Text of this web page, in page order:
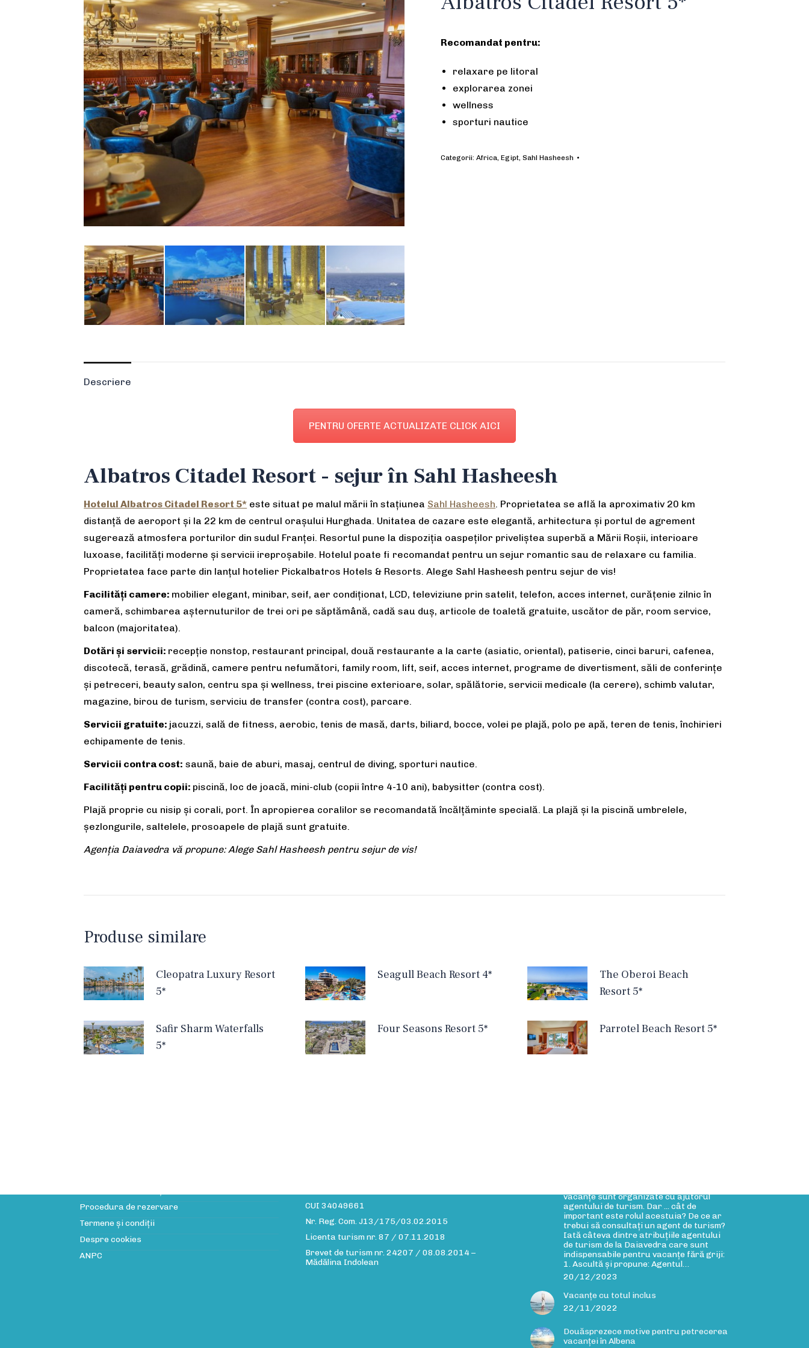
Recomandat pentru:
relaxare pe litoral
explorarea zonei
wellness
sporturi nautice
Categorii: Africa, Egipt, Sahl Hasheesh
Descriere
PENTRU OFERTE ACTUALIZATE CLICK AICI
Albatros Citadel Resort - sejur în Sahl Hasheesh
Hotelul Albatros Citadel Resort 5* este situat pe malul mării în stațiunea Sahl Hasheesh. Proprietatea se află la aproximativ 20 km
distanță de aeroport și la 22 km de centrul orașului Hurghada. Unitatea de cazare este elegantă, arhitectura și portul de agrement
sugerează atmosfera porturilor din sudul Franței. Resortul pune la dispoziția oaspeților priveliștea superbă a Mării Roșii, interioare
luxoase, facilități moderne și servicii ireproșabile. Hotelul poate fi recomandat pentru un sejur romantic sau de relaxare cu familia.
Proprietatea face parte din lanțul hotelier Pickalbatros Hotels & Resorts. Alege Sahl Hasheesh pentru sejur de vis!
Facilități camere: mobilier elegant, minibar, seif, aer condiționat, LCD, televiziune prin satelit, telefon, acces internet, curățenie zilnic în
cameră, schimbarea așternuturilor de trei ori pe săptămână, cadă sau duș, articole de toaletă gratuite, uscător de păr, room service,
balcon (majoritatea).
Dotări și servicii: recepție nonstop, restaurant principal, două restaurante a la carte (asiatic, oriental), patiserie, cinci baruri, cafenea,
discotecă, terasă, grădină, camere pentru nefumători, family room, lift, seif, acces internet, programe de divertisment, săli de conferințe
și petreceri, beauty salon, centru spa și wellness, trei piscine exterioare, solar, spălătorie, servicii medicale (la cerere), schimb valutar,
magazine, birou de turism, serviciu de transfer (contra cost), parcare.
Servicii gratuite: jacuzzi, sală de fitness, aerobic, tenis de masă, darts, biliard, bocce, volei pe plajă, polo pe apă, teren de tenis, închirieri
echipamente de tenis.
Servicii contra cost: saună, baie de aburi, masaj, centrul de diving, sporturi nautice.
Facilități pentru copii: piscină, loc de joacă, mini-club (copii între 4-10 ani), babysitter (contra cost).
Plajă proprie cu nisip și corali, port. În apropierea coralilor se recomandată încălțăminte specială. La plajă și la piscină umbrelele,
șezlongurile, saltelele, prosoapele de plajă sunt gratuite.
Agenția Daiavedra vă propune: Alege Sahl Hasheesh pentru sejur de vis!
Produse similare
Cleopatra Luxury Resort
5*
Seagull Beach Resort 4*
The Oberoi Beach
Resort 5*
Safir Sharm Waterfalls
5*
Four Seasons Resort 5* Parrotel Beach Resort 5*
Procedura de rezervare
Termene și condiții
Despre cookies
ANPC
CUI 34049661
Nr. Reg. Com. J13/175/03.02.2015
Licenta turism nr. 87 / 07.11.2018
Brevet de turism nr. 24207 / 08.08.2014 –
Mădălina Indolean
vacanțe sunt organizate cu ajutorul
agentului de turism. Dar ... cât de
important este rolul acestuia? De ce ar
trebui să consultați un agent de turism?
Iată câteva dintre atribuțiile agentului
de turism de la Daiavedra care sunt
indispensabile pentru vacanțe fără griji:
1. Ascultă și propune: Agentul…
20/12/2023
Vacanțe cu totul inclus
22/11/2022
Douăsprezece motive pentru petrecerea
vacanței în Albena